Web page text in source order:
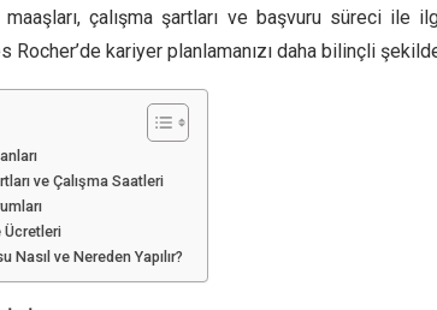
maaşları, çalışma şartları ve başvuru süreci ile
Rocher’de kariyer planlamanızı daha bilinçli
ve Çalışma Saatleri
Ücretleri
ve Nereden Yapılır?